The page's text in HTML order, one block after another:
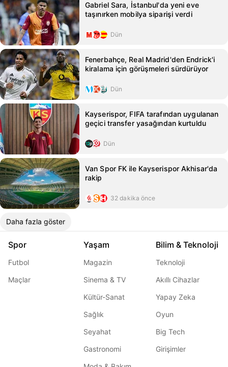
Gabriel Sara, İstanbul'da yeni eve
taşınırken mobilya siparişi verdi
Dün
Fenerbahçe, Real Madrid'den Endrick'i
kiralama için görüşmeleri sürdürüyor
Dün
Kayserispor, FIFA tarafından uygulanan
geçici transfer yasağından kurtuldu
Dün
Van Spor FK ile Kayserispor Akhisar'da
rakip
32 dakika önce
Daha fazla göster
Spor
Futbol
Maçlar
Yaşam
Magazin
Sinema & TV
Kültür-Sanat
Sağlık
Seyahat
Gastronomi
Bilim & Teknoloji
Teknoloji
Akıllı Cihazlar
Yapay Zeka
Oyun
Big Tech
Girişimler